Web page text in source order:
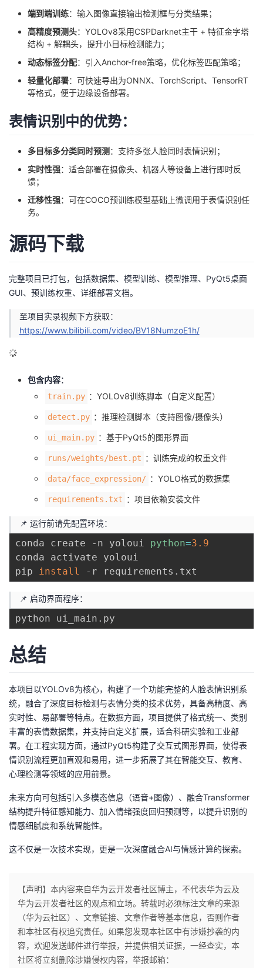
端到端训练：输入图像直接输出检测框与分类结果；
高精度预测头：YOLOv8采用CSPDarknet主干 + 特征金字塔
结构 + 解耦头，提升小目标检测能力；
动态标签分配：引入Anchor-free策略，优化标签匹配策略；
轻量化部署：可快速导出为ONNX、TorchScript、TensorRT
等格式，便于边缘设备部署。
表情识别中的优势：
多目标多分类同时预测 ：支持多张人脸同时表情识别；
实时性强：适合部署在摄像头、机器人等设备上进行即时反
馈；
迁移性强：可在COCO预训练模型基础上微调用于表情识别任
务。
源码下载
完整项目已打包，包括数据集、模型训练、模型推理、PyQt5桌面
GUI、预训练权重、详细部署文档。
至项目实录视频下方获取：
https://www.bilibili.com/video/BV18NumzoE1h/
包含内容：
train.py ：YOLOv8训练脚本（自定义配置）
detect.py ：推理检测脚本（支持图像/摄像头）
ui_main.py ：基于PyQt5的图形界面
runs/weights/best.pt ：训练完成的权重文件
data/face_expression/ ：YOLO格式的数据集
requirements.txt ：项目依赖安装文件
📌 运行前请先配置环境：
conda create -n yoloui python=3.9
conda activate yoloui
pip
install
📌 启动界面程序：
总结
本项目以YOLOv8为核心，构建了一个功能完整的人脸表情识别系
统，融合了深度目标检测与表情分类的技术优势，具备高精度、高
实时性、易部署等特点。在数据方面，项目提供了格式统一、类别
丰富的表情数据集，并支持自定义扩展，适合科研实验和工业部
署。在工程实现方面，通过PyQt5构建了交互式图形界面，使得表
情识别流程更加直观和易用，进一步拓展了其在智能交互、教育、
心理检测等领域的应用前景。
未来方向可包括引入多模态信息（语音+图像）、融合Transformer
结构提升特征感知能力、加入情绪强度回归预测等，以提升识别的
情感细腻度和系统智能性。
这不仅是一次技术实现，更是一次深度融合AI与情感计算的探索。
【声明】本内容来自华为云开发者社区博主，不代表华为云及
华为云开发者社区的观点和立场。转载时必须标注文章的来源
（华为云社区）、文章链接、文章作者等基本信息，否则作者
和本社区有权追究责任。如果您发现本社区中有涉嫌抄袭的内
容，欢迎发送邮件进行举报，并提供相关证据，一经查实，本
社区将立刻删除涉嫌侵权内容，举报邮箱：